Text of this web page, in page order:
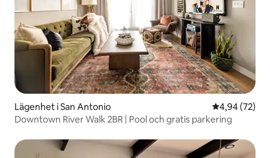
Lägenhet i San Antonio 4,94 av 5 i
4,94 (72)
Downtown River Walk 2BR | Pool och gratis parkering